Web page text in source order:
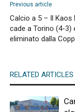
Previous article
Calcio a 5 – Il Kaos
cade a Torino (4-3)
eliminato dalla
RELATED ARTICLES